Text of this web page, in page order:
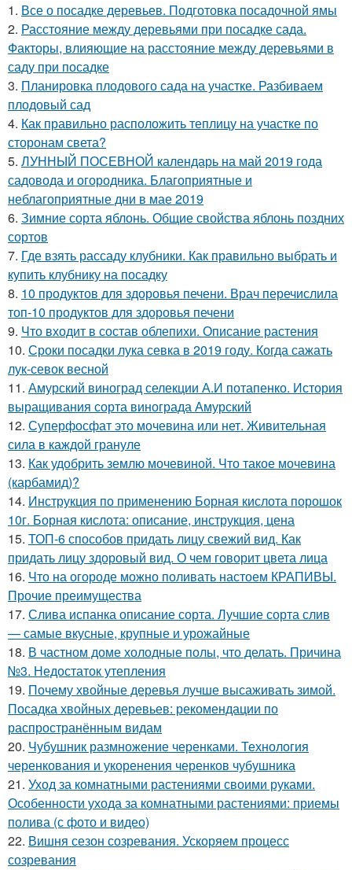
1. Все о посадке деревьев. Подготовка посадочной ямы
2. Расстояние между деревьями при посадке сада.
Факторы, влияющие на расстояние между деревьями в
саду при посадке
3. Планировка плодового сада на участке. Разбиваем
плодовый сад
4. Как правильно расположить теплицу на участке по
сторонам света?
5. ЛУННЫЙ ПОСЕВНОЙ календарь на май 2019 года
садовода и огородника. Благоприятные и
неблагоприятные дни в мае 2019
6. Зимние сорта яблонь. Общие свойства яблонь поздних
сортов
7. Где взять рассаду клубники. Как правильно выбрать и
купить клубнику на посадку
8. 10 продуктов для здоровья печени. Врач перечислила
топ-10 продуктов для здоровья печени
9. Что входит в состав облепихи. Описание растения
10. Сроки посадки лука севка в 2019 году. Когда сажать
лук-севок весной
11. Амурский виноград селекции А.И потапенко. История
выращивания сорта винограда Амурский
12. Суперфосфат это мочевина или нет. Живительная
сила в каждой грануле
13. Как удобрить землю мочевиной. Что такое мочевина
(карбамид)?
14. Инструкция по применению Борная кислота порошок
10г. Борная кислота: описание, инструкция, цена
15. ТОП-6 способов придать лицу свежий вид. Как
придать лицу здоровый вид. О чем говорит цвета лица
16. Что на огороде можно поливать настоем КРАПИВЫ.
Прочие преимущества
17. Слива испанка описание сорта. Лучшие сорта слив
— самые вкусные, крупные и урожайные
18. В частном доме холодные полы, что делать. Причина
№3. Недостаток утепления
19. Почему хвойные деревья лучше высаживать зимой.
Посадка хвойных деревьев: рекомендации по
распространённым видам
20. Чубушник размножение черенками. Технология
черенкования и укоренения черенков чубушника
21. Уход за комнатными растениями своими руками.
Особенности ухода за комнатными растениями: приемы
полива (с фото и видео)
22. Вишня сезон созревания. Ускоряем процесс
созревания